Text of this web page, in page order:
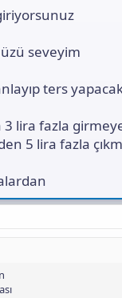
seveyim
ters
3 lira fazla
5 lira fazla